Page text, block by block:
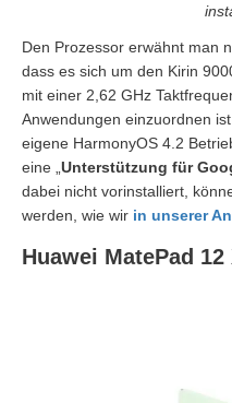
Den Prozessor erwähnt man
dass es sich um den Kirin
mit einer 2,62 GHz
Anwendungen einzuordnen
eigene HarmonyOS 4.2
eine „ Unterstützung für
dabei nicht vorinstalliert,
werden, wie wir in unserer
Huawei MatePad